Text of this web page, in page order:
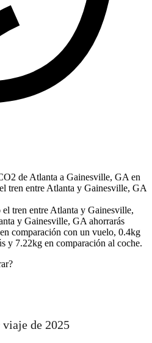
de Atlanta a Gainesville, GA en
tren entre Atlanta y Gainesville, GA
tren entre Atlanta y Gainesville,
y Gainesville, GA ahorrarás
comparación con un vuelo, 0.4kg
y 7.22kg en comparación al coche.
de 2025